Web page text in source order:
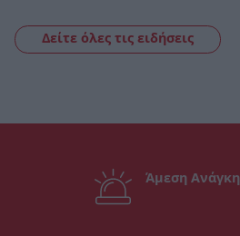
Δείτε όλες τις ειδήσεις
Άμεση Ανάγκη